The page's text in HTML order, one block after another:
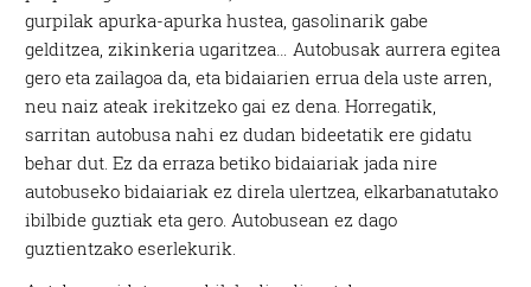
gurpilak apurka-apurka hustea, gasolinarik gabe
gelditzea, zikinkeria ugaritzea… Autobusak aurrera egitea
gero eta zailagoa da, eta bidaiarien errua dela uste arren,
neu naiz ateak irekitzeko gai ez dena. Horregatik,
sarritan autobusa nahi ez dudan bideetatik ere gidatu
behar dut. Ez da erraza betiko bidaiariak jada nire
autobuseko bidaiariak ez direla ulertzea, elkarbanatutako
ibilbide guztiak eta gero. Autobusean ez dago
guztientzako eserlekurik.